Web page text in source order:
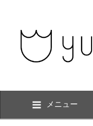
メニュー